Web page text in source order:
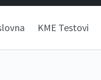
KME Testovi